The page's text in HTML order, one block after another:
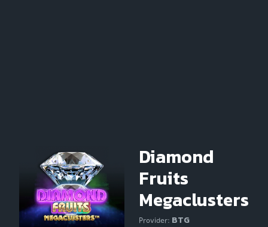
Diamond
Fruits
Megaclusters
Provider: BTG